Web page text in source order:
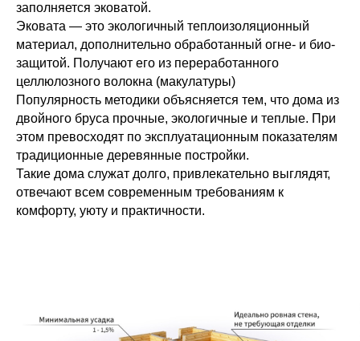
заполняется эковатой.
Эковата — это экологичный теплоизоляционный
материал, дополнительно обработанный огне- и био-
защитой. Получают его из переработанного
целлюлозного волокна (макулатуры)
Популярность методики объясняется тем, что дома из
двойного бруса прочные, экологичные и теплые. При
этом превосходят по эксплуатационным показателям
традиционные деревянные постройки.
Такие дома служат долго, привлекательно выглядят,
отвечают всем современным требованиям к
комфорту, уюту и практичности.